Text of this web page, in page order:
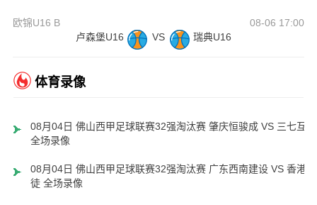
欧锦U16 B
08-06 17:00
卢森堡U16
VS 瑞典U16
体育录像
08月04日 佛山西甲足球联赛32强淘汰赛 肇庆恒骏成 VS 三七互娱
全场录像
08月04日 佛山西甲足球联赛32强淘汰赛 广东西南建设 VS 香港圣
徒 全场录像